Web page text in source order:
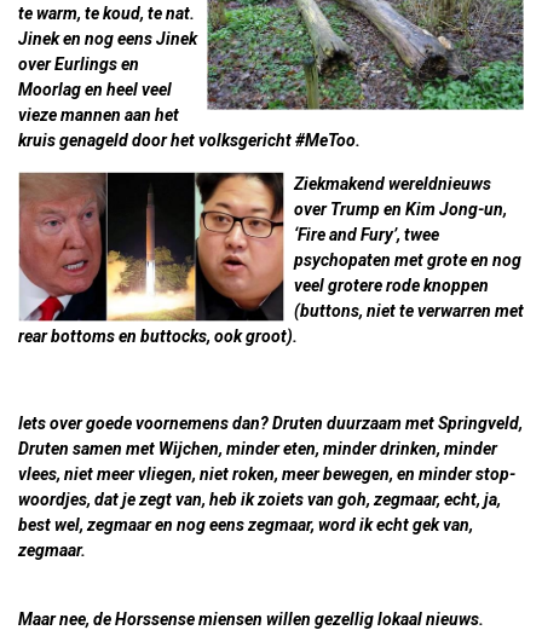
te warm, te koud, te nat.
Jinek en nog eens Jinek
over Eurlings en
Moorlag en heel veel
vieze mannen aan het
kruis genageld door het volksgericht #MeToo.
Ziekmakend wereldnieuws
over Trump en Kim Jong-un,
‘Fire and Fury’, twee
psychopaten met grote en nog
veel grotere rode knoppen
(buttons, niet te verwarren met
rear bottoms en buttocks, ook groot).
Iets over goede voornemens dan? Druten duurzaam met Springveld,
Druten samen met Wijchen, minder eten, minder drinken, minder
vlees, niet meer vliegen, niet roken, meer bewegen, en minder stop-
woordjes, dat je zegt van, heb ik zoiets van goh, zegmaar, echt, ja,
best wel, zegmaar en nog eens zegmaar, word ik echt gek van,
zegmaar.
Maar nee, de Horssense miensen willen gezellig lokaal nieuws.